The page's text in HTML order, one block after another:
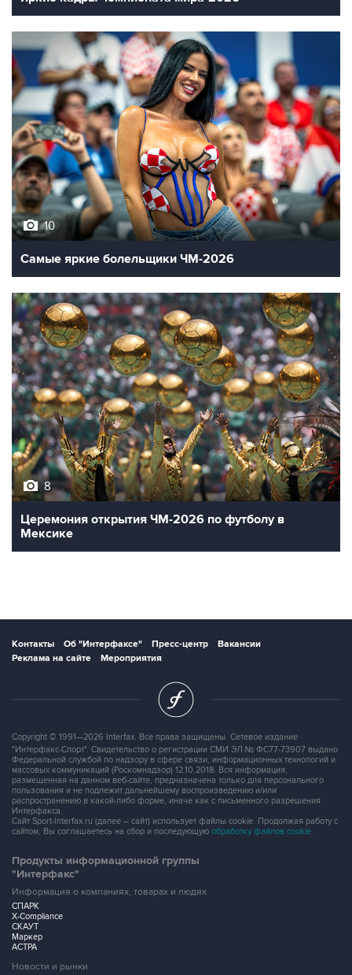
10
Самые яркие болельщики ЧМ-2026
8
Церемония открытия ЧМ-2026 по футболу в
Мексике
Контакты Об "Интерфаксе" Пресс-центр
Вакансии
Реклама на сайте
Мероприятия
Copyright © 1991—2026 Interfax. Все права защищены. Сетевое издание
"Интерфакс-Спорт". Свидетельство о регистрации СМИ ЭЛ № ФС77-73907 выдано
Федеральной службой по надзору в сфере связи, информационных технологий и
массовых коммуникаций (Роскомнадзор) 12.10.2018. Вся информация,
размещенная на данном веб-сайте, предназначена только для персонального
пользования и не подлежит дальнейшему воспроизведению и/или
распространению в какой-либо форме, иначе как с письменного разрешения
Интерфакса.
Сайт Sport-Interfax.ru (далее – сайт) использует файлы cookie. Продолжая работу с
сайтом, Вы соглашаетесь на сбор и последующую обработку файлов cookie.
Продукты информационной группы
"Интерфакс"
Информация о компаниях, товарах и людях
СПАРК
X-Compliance
СКАУТ
Маркер
АСТРА
Новости и рынки